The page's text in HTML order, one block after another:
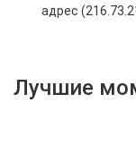
Лучшие